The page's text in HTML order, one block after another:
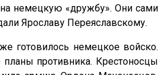
немецкую «дружбу». Они сами
Ярославу Переяславскому.
готовилось немецкое войско.
противника. Крестоносцы